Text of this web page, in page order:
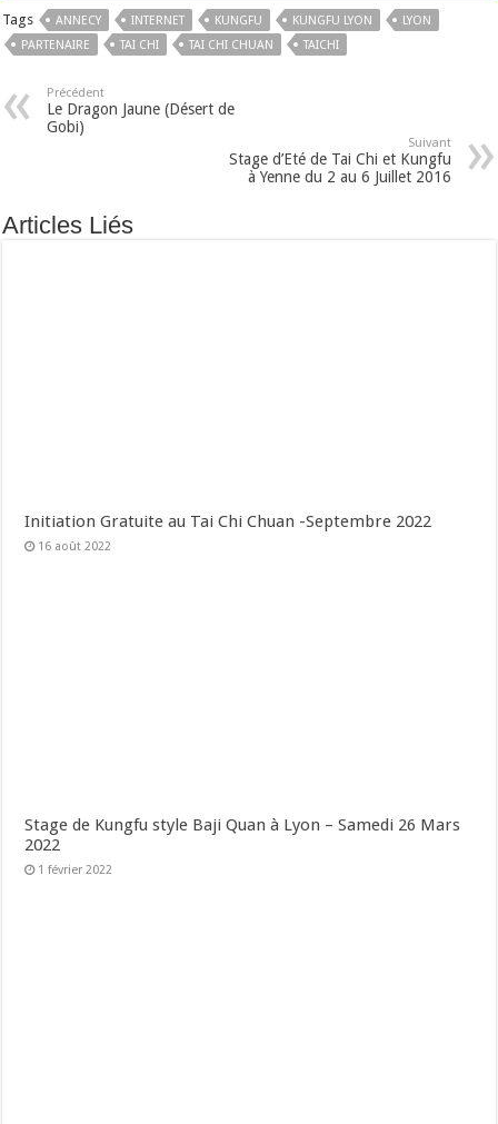
Tags ANNECY INTERNET KUNGFU KUNGFU LYON
LYON
PARTENAIRE
TAI CHI TAI CHI CHUAN TAICHI
Précédent
Le Dragon Jaune (Désert de
Gobi)
Suivant
Stage d’Eté de Tai Chi et Kungfu
à Yenne du 2 au 6 Juillet 2016
Articles Liés
Initiation Gratuite au Tai Chi Chuan -Septembre 2022
16 août 2022
Stage de Kungfu style Baji Quan à Lyon – Samedi 26 Mars
2022
1 février 2022